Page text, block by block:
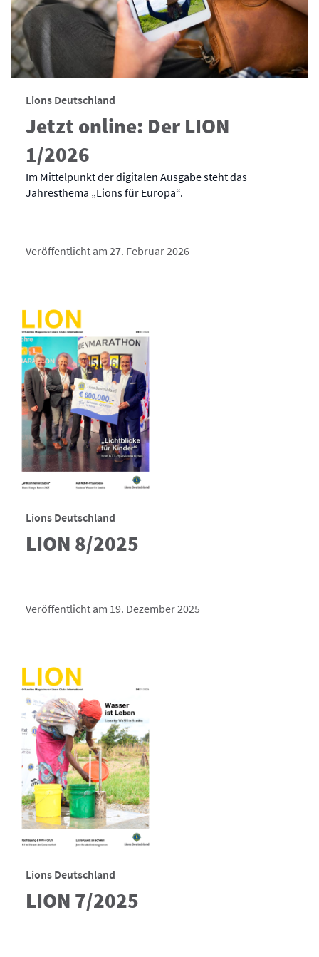
Lions Deutschland
Jetzt online: Der LION
1/2026
Im Mittelpunkt der digitalen Ausgabe steht das
Jahresthema „Lions für Europa“.
Veröffentlicht am 27. Februar 2026
Lions Deutschland
LION 8/2025
Veröffentlicht am 19. Dezember 2025
Lions Deutschland
LION 7/2025